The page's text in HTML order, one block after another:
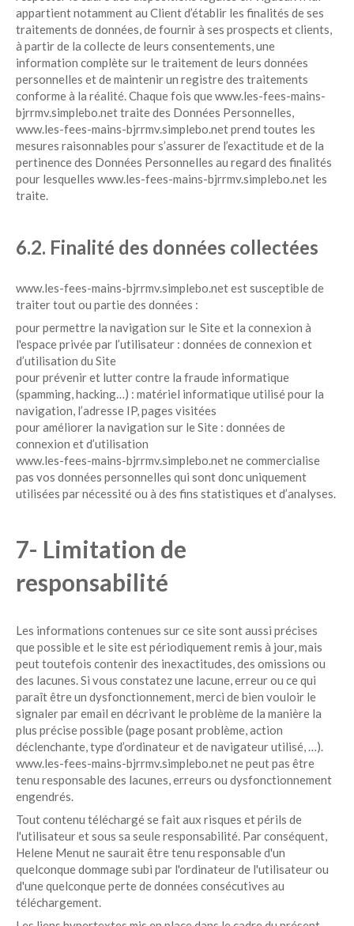
appartient notamment au Client d’établir les finalités de ses
traitements de données, de fournir à ses prospects et clients,
à partir de la collecte de leurs consentements, une
information complète sur le traitement de leurs données
personnelles et de maintenir un registre des traitements
conforme à la réalité. Chaque fois que www.les-fees-mains-
bjrrmv.simplebo.net traite des Données Personnelles,
www.les-fees-mains-bjrrmv.simplebo.net prend toutes les
mesures raisonnables pour s’assurer de l’exactitude et de la
pertinence des Données Personnelles au regard des finalités
pour lesquelles www.les-fees-mains-bjrrmv.simplebo.net les
traite.
6.2. Finalité des données collectées
www.les-fees-mains-bjrrmv.simplebo.net est susceptible de
traiter tout ou partie des données :
pour permettre la navigation sur le Site et la connexion à
l'espace privée par l’utilisateur : données de connexion et
d’utilisation du Site
pour prévenir et lutter contre la fraude informatique
(spamming, hacking…) : matériel informatique utilisé pour la
navigation, l’adresse IP, pages visitées
pour améliorer la navigation sur le Site : données de
connexion et d’utilisation
www.les-fees-mains-bjrrmv.simplebo.net ne commercialise
pas vos données personnelles qui sont donc uniquement
utilisées par nécessité ou à des fins statistiques et d’analyses.
7- Limitation de
responsabilité
Les informations contenues sur ce site sont aussi précises
que possible et le site est périodiquement remis à jour, mais
peut toutefois contenir des inexactitudes, des omissions ou
des lacunes. Si vous constatez une lacune, erreur ou ce qui
paraît être un dysfonctionnement, merci de bien vouloir le
signaler par email en décrivant le problème de la manière la
plus précise possible (page posant problème, action
déclenchante, type d’ordinateur et de navigateur utilisé, …).
www.les-fees-mains-bjrrmv.simplebo.net ne peut pas être
tenu responsable des lacunes, erreurs ou dysfonctionnement
engendrés.
Tout contenu téléchargé se fait aux risques et périls de
l'utilisateur et sous sa seule responsabilité. Par conséquent,
Helene Menut ne saurait être tenu responsable d'un
quelconque dommage subi par l'ordinateur de l'utilisateur ou
d'une quelconque perte de données consécutives au
téléchargement.